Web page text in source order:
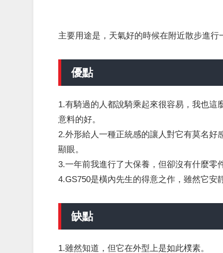
主要用途是，天氣好的時候在附近散步進行
優點
1.有騎過的人都說騎乘起來很容易，我也
意料的好。
2.外形給人一種正統感的讓人對它有莫名好
顯眼。
3.一年前我進行了大保養，但卻沒有什麼零
4.GS750是橫內先生的得意之作，雖然它
缺點
1.雖然知道，但它在外型上是如此樸素。